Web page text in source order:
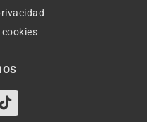
Tiktok
Facebook